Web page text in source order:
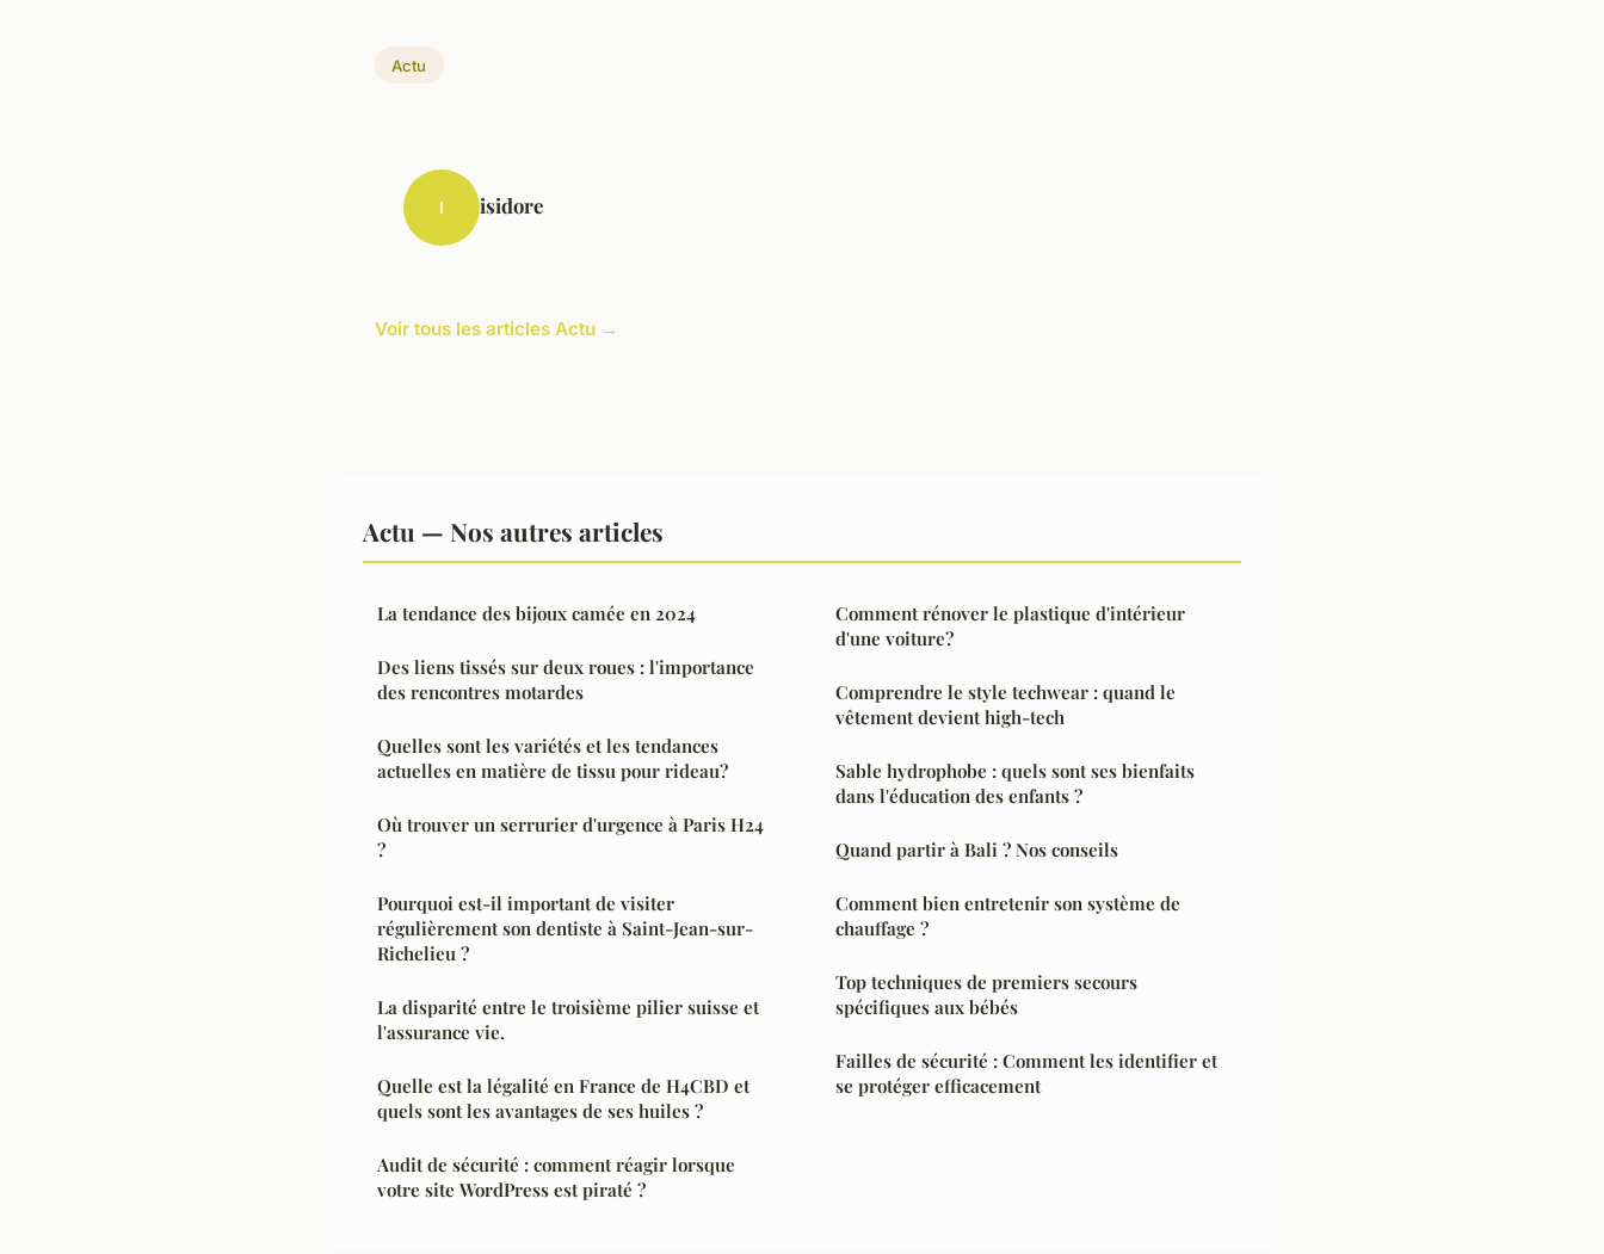
Actu
I isidore
Voir tous les articles Actu →
Actu — Nos autres articles
La tendance des bijoux camée en 2024
Des liens tissés sur deux roues : l'importance
des rencontres motardes
Quelles sont les variétés et les tendances
actuelles en matière de tissu pour rideau?
Où trouver un serrurier d'urgence à Paris H24
?
Pourquoi est-il important de visiter
régulièrement son dentiste à Saint-Jean-sur-
Richelieu ?
La disparité entre le troisième pilier suisse et
l'assurance vie.
Quelle est la légalité en France de H4CBD et
quels sont les avantages de ses huiles ?
Audit de sécurité : comment réagir lorsque
votre site WordPress est piraté ?
Comment rénover le plastique d'intérieur
d'une voiture?
Comprendre le style techwear : quand le
vêtement devient high-tech
Sable hydrophobe : quels sont ses bienfaits
dans l'éducation des enfants ?
Quand partir à Bali ? Nos conseils
Comment bien entretenir son système de
chauffage ?
Top techniques de premiers secours
spécifiques aux bébés
Failles de sécurité : Comment les identifier et
se protéger efficacement